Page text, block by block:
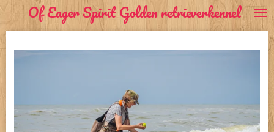
direct
Of Eager Spirit Golden retrieverkennel